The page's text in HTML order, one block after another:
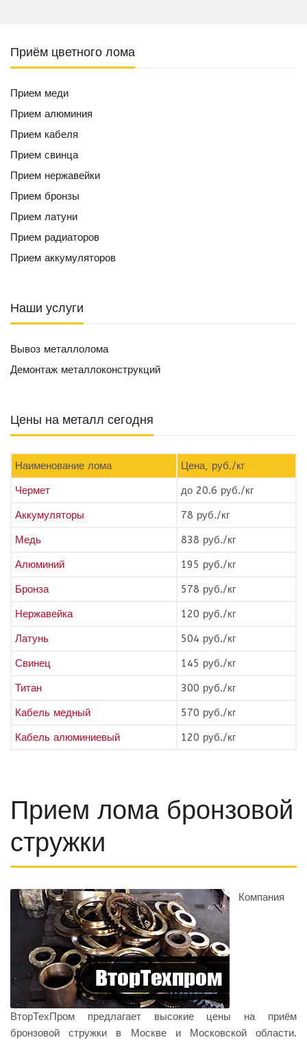
Приём цветного лома
Прием меди
Прием алюминия
Прием кабеля
Прием свинца
Прием нержавейки
Прием бронзы
Прием латуни
Прием радиаторов
Прием аккумуляторов
Наши услуги
Вывоз металлолома
Демонтаж металлоконструкций
Цены на металл сегодня
Наименование лома
Цена, руб./кг
Чермет
до 20.6 руб./кг
Аккумуляторы
78 руб./кг
Медь
838 руб./кг
Алюминий
195 руб./кг
Бронза
578 руб./кг
Нержавейка
120 руб./кг
Латунь
504 руб./кг
Свинец
145 руб./кг
Титан
300 руб./кг
Кабель медный
570 руб./кг
Кабель алюминиевый
120 руб./кг
Прием лома бронзовой
стружки
Компания
ВторТехПром предлагает высокие цены на приём
бронзовой стружки в Москве и Московской области.